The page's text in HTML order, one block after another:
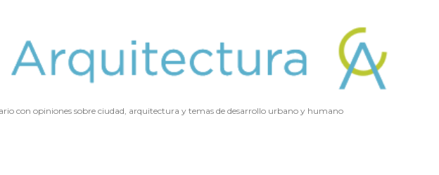
con opiniones sobre ciudad, arquitectura y temas de desarrollo urbano y humano